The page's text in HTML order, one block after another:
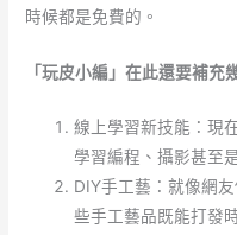
時候都是免費的。
「玩皮小編」在此還要補充
線上學習新技能：現
學習編程、攝影甚至
DIY手工藝：就像網
些手工藝品既能打發